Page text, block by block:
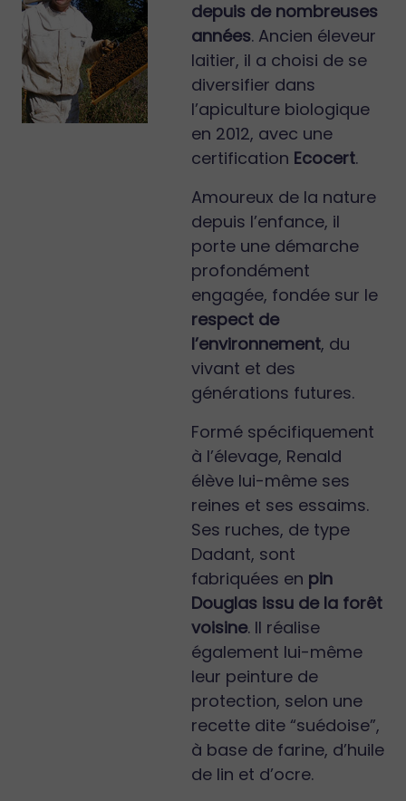
depuis de nombreuses
années. Ancien éleveur
laitier, il a choisi de se
diversifier dans
l’apiculture biologique
en 2012, avec une
certification Ecocert.
Amoureux de la nature
depuis l’enfance, il
porte une démarche
profondément
engagée, fondée sur le
respect de
l’environnement, du
vivant et des
générations futures.
Formé spécifiquement
à l’élevage, Renald
élève lui-même ses
reines et ses essaims.
Ses ruches, de type
Dadant, sont
fabriquées en pin
Douglas issu de la forêt
voisine. Il réalise
également lui-même
leur peinture de
protection, selon une
recette dite “suédoise”,
à base de farine, d’huile
de lin et d’ocre.